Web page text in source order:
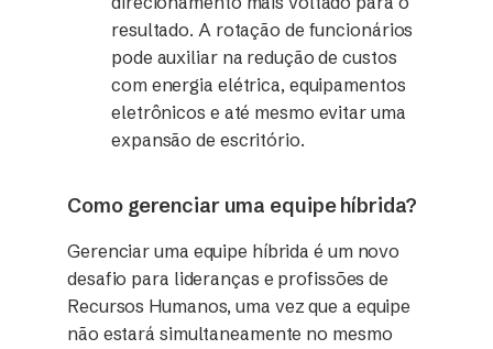
resultado. A rotação de funcionários
pode auxiliar na redução de custos
com energia elétrica, equipamentos
eletrônicos e até mesmo evitar uma
expansão de escritório.
Como gerenciar uma equipe híbrida?
Gerenciar uma equipe híbrida é um novo
desafio para lideranças e profissões de
Recursos Humanos, uma vez que a equipe
não estará simultaneamente no mesmo